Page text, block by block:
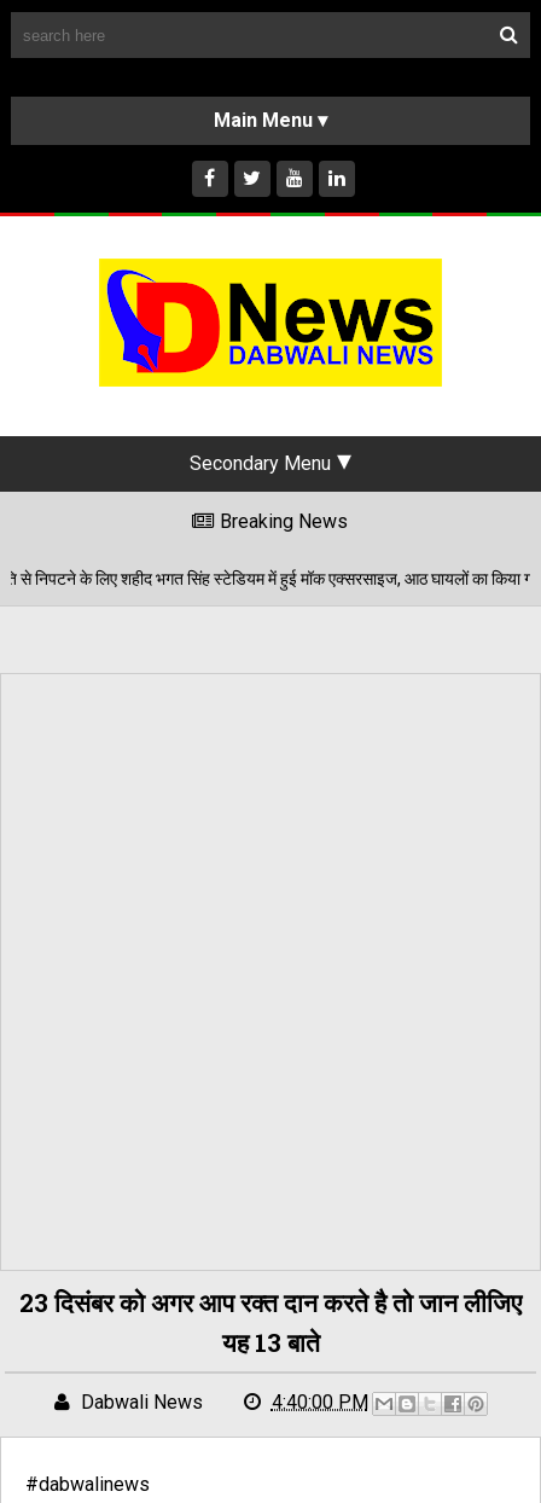
HOME
ABOUT US
INSTAGRAM
Secondary Menu
Breaking News
में हुई मॉक एक्सरसाइज, आठ घायलों का किया गया रेस्क्यू 06/08/
23 दिसंबर को अगर आप रक्त दान करते है तो जान लीजिए
यह 13 बाते
Dabwali News 4:40:00 PM
#dabwalinews